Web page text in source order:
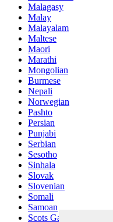
Malagasy
Malay
Malayalam
Maltese
Maori
Marathi
Mongolian
Burmese
Nepali
Norwegian
Pashto
Persian
Punjabi
Serbian
Sesotho
Sinhala
Slovak
Slovenian
Somali
Samoan
Scots Gaelic